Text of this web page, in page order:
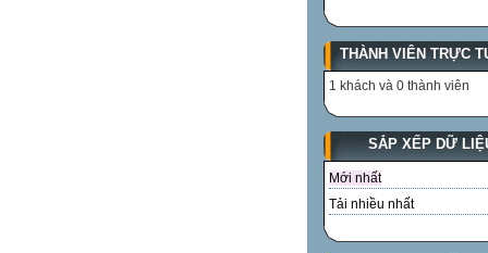
THÀNH VIÊN TRỰC
1 khách và 0 thành viên
SẮP XẾP DỮ
Mới nhất
Tải nhiều nhất